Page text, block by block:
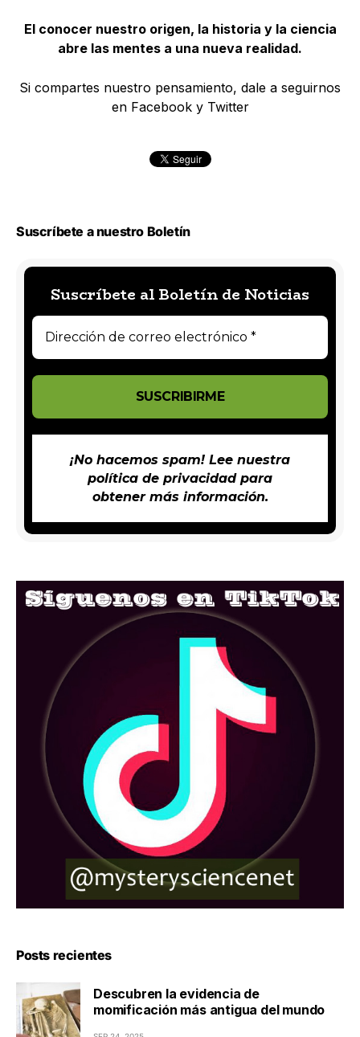
El conocer nuestro origen, la historia y la ciencia
abre las mentes a una nueva realidad.
Si compartes nuestro pensamiento, dale a seguirnos
en Facebook y Twitter
Suscríbete a nuestro Boletín
Suscríbete al Boletín de Noticias
¡No hacemos spam! Lee nuestra
política de privacidadpara
obtener más información.
Posts recientes
Descubren la evidencia de
momificación más antigua del mundo